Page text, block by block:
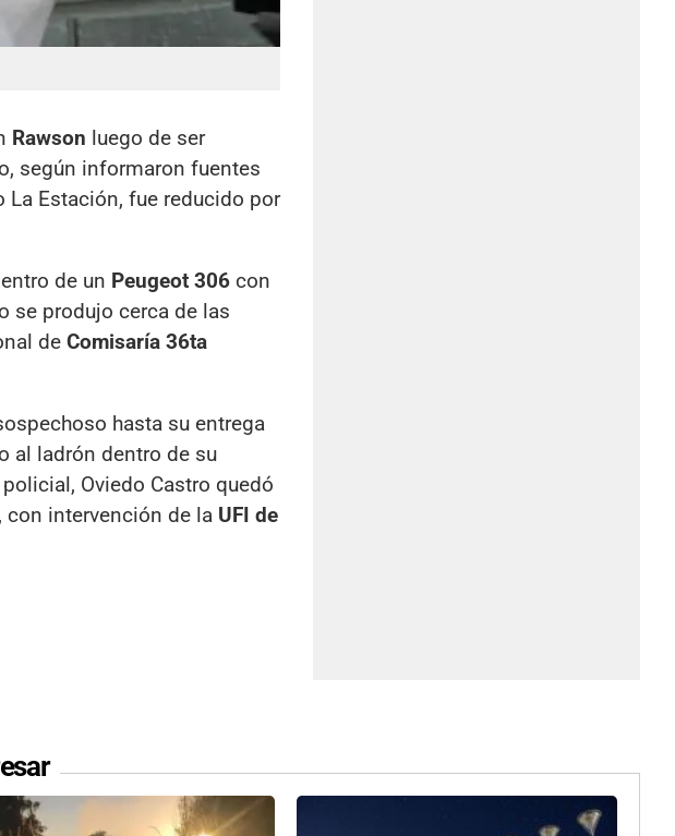
Rawson luego de ser
según informaron fuentes
Estación, fue reducido por
de un Peugeot 306 con
se produjo cerca de las
de Comisaría 36ta
hasta su entrega
al ladrón dentro de su
Oviedo Castro quedó
, con intervención de la UFI de